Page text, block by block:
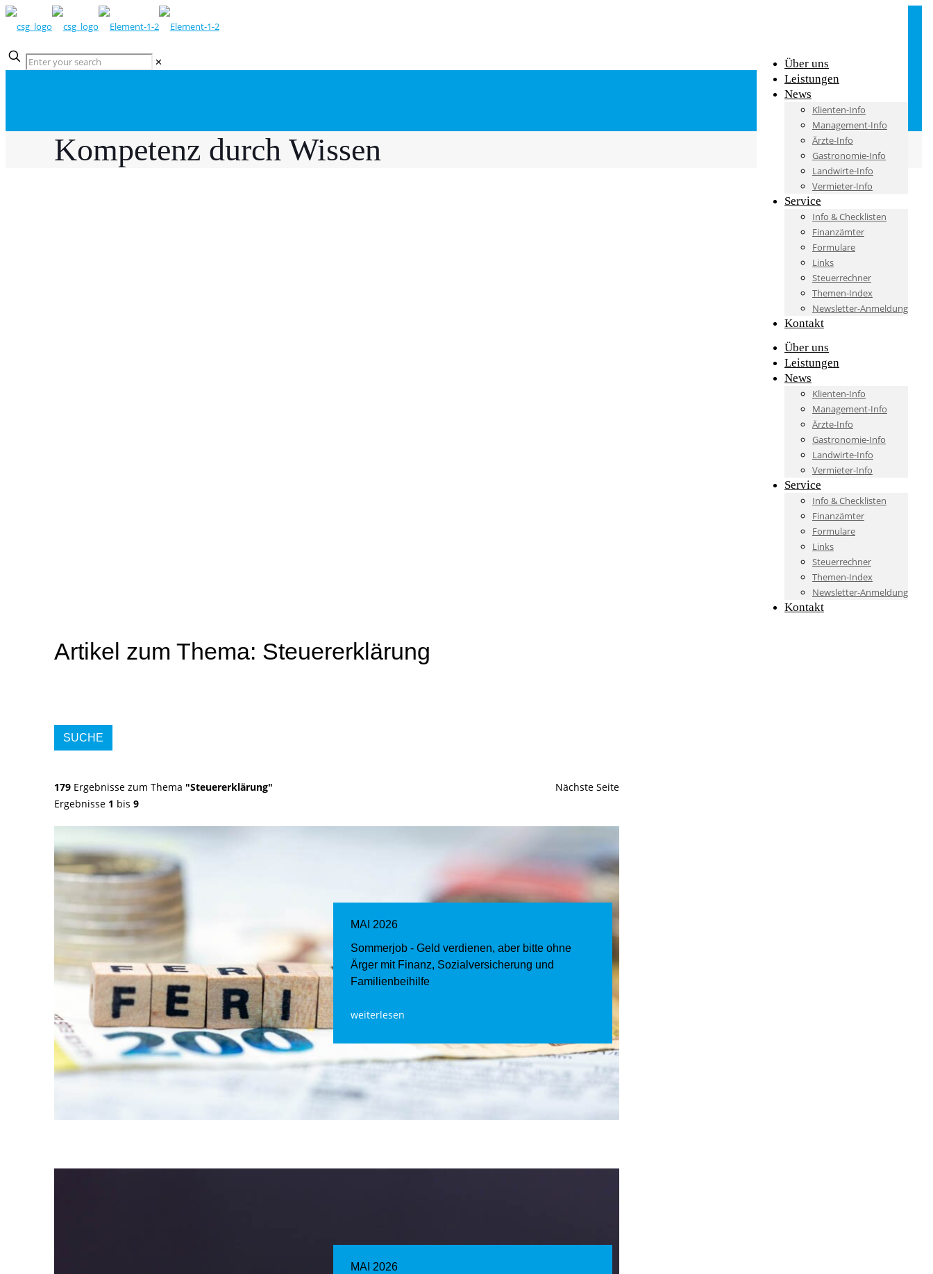
Über uns
Leistungen
News
Klienten-Info
Management-Info
Ärzte-Info
Gastronomie-Info
Landwirte-Info
Vermieter-Info
Service
Info & Checklisten
Finanzämter
Formulare
Links
Steuerrechner
Themen-Index
Newsletter-Anmeldung
Kontakt
Über uns
Leistungen
News
Klienten-Info
Management-Info
Ärzte-Info
Gastronomie-Info
Landwirte-Info
Vermieter-Info
Service
Info & Checklisten
Finanzämter
Formulare
Links
Steuerrechner
Themen-Index
Newsletter-Anmeldung
Kontakt
✕
Kompetenz durch Wissen
Artikel zum Thema: Steuererklärung
SUCHE
179 Ergebnisse zum Thema "Steuererklärung"
Ergebnisse 1 bis 9
Nächste Seite
MAI 2026
Sommerjob - Geld verdienen, aber bitte ohne
Ärger mit Finanz, Sozialversicherung und
Familienbeihilfe
weiterlesen
MAI 2026